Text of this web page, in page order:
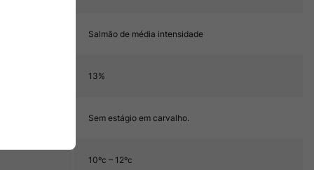
Salmão de média intensidade
13%
Sem estágio em carvalho.
10ºc – 12ºc